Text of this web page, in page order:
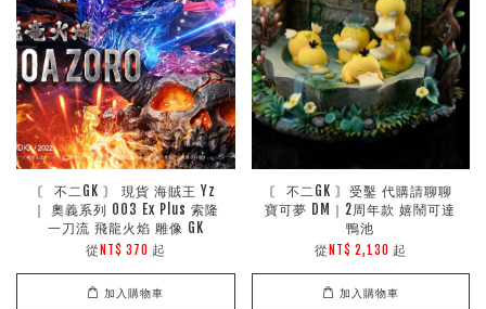
〘 不二GK 〙 現貨 海賊王 Yz
｜ 奧義系列 003 Ex Plus 索隆
一刀流 飛龍火焰 雕像 GK
從 NT$ 370 起
加入購物車
〘 不二GK 〙受鑿 代購請聊聊
寶可夢 DM｜2周年款 嬉鬧可達
鴨池
從 NT$ 2,130 起
加入購物車